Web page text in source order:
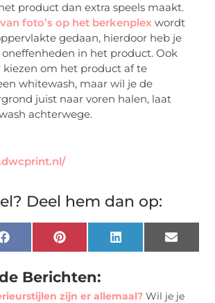
product dan extra speels maakt.
foto’s op het berkenplex wordt
gedaan, hierdoor heb je
oneffenheden in het product. Ook
kiezen om het product af te
whitewash, maar wil je de
juist naar voren halen, laat
achterwege.
Deel hem dan op:
FacebookPinterestLinkedInEmail
Berichten:
zijn er allemaal? Wil je je